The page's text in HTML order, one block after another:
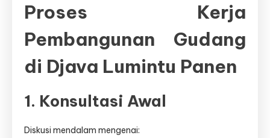
Proses Kerja
Pembangunan Gudang
di Djava Lumintu Panen
1. Konsultasi Awal
Diskusi mendalam mengenai: